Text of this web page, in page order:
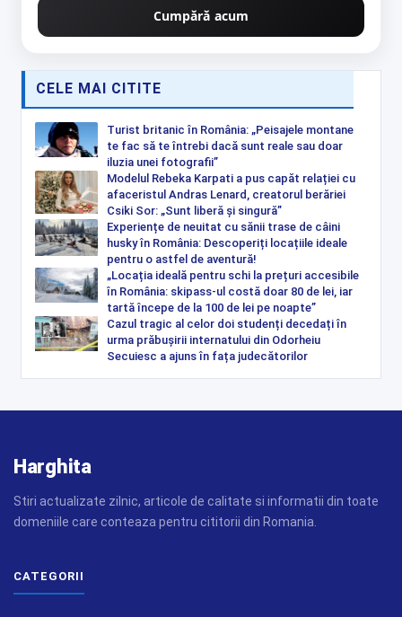
Cumpără acum
CELE MAI CITITE
Turist britanic în România: „Peisajele montane
te fac să te întrebi dacă sunt reale sau doar
iluzia unei fotografii”
Modelul Rebeka Karpati a pus capăt relației cu
afaceristul Andras Lenard, creatorul berăriei
Csiki Sor: „Sunt liberă și singură”
Experiențe de neuitat cu sănii trase de câini
husky în România: Descoperiți locațiile ideale
pentru o astfel de aventură!
„Locația ideală pentru schi la prețuri accesibile
în România: skipass-ul costă doar 80 de lei, iar
tartă începe de la 100 de lei pe noapte”
Cazul tragic al celor doi studenți decedați în
urma prăbușirii internatului din Odorheiu
Secuiesc a ajuns în fața judecătorilor
Harghita
Stiri actualizate zilnic, articole de calitate si informatii din toate
domeniile care conteaza pentru cititorii din Romania.
CATEGORII